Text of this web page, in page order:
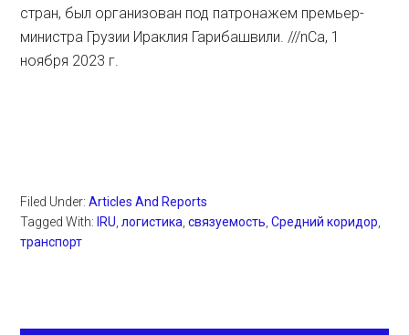
стран, был организован под патронажем премьер-
министра Грузии Ираклия Гарибашвили. ///nCa, 1
ноября 2023 г.
Filed Under:Articles And Reports
Tagged With: IRU,логистика,связуемость,Средний коридор,
транспорт